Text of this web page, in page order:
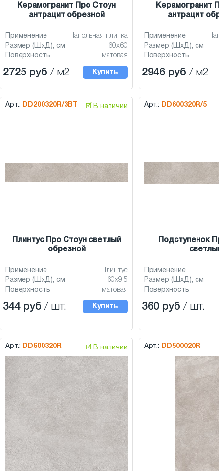
Керамогранит Про Стоун
антрацит обрезной
Применение
Напольная плитка
Размер (ШхД), см
60x60
Поверхность
матовая
2725 руб / м2 Купить
Керамогранит
антрацит
Применение
Размер (ШхД), см
Поверхность
2946 руб / м2
Арт.: DD200320R/3BT 🗹 В наличии
Плинтус Про Стоун светлый
обрезной
Применение
Плинтус
Размер (ШхД), см
60x9,5
Поверхность
матовая
344 руб / шт. Купить
Арт.: DD600320R/5
Подступенок
Применение
Размер (ШхД), см
Поверхность
360 руб / шт.
Арт.: DD600320R 🗹 В наличии Арт.: DD500020R